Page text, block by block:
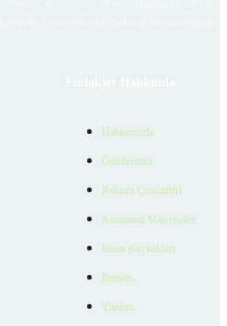
Hakkımızda
Ödüllerimiz
Reklam Çözümleri
Kurumsal Materyaller
İnsan Kaynakları
İletişim
Yardım